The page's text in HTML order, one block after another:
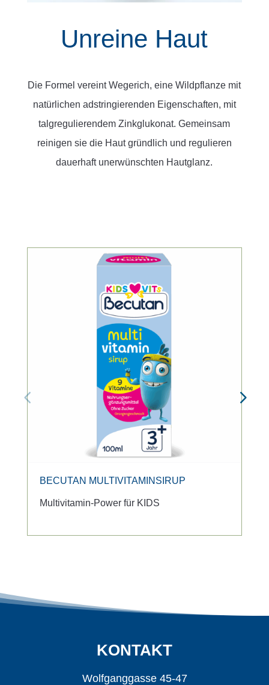
Unreine Haut
Die Formel vereint Wegerich, eine Wildpflanze mit
natürlichen adstringierenden Eigenschaften, mit
talgregulierendem Zinkglukonat. Gemeinsam
reinigen sie die Haut gründlich und regulieren
dauerhaft unerwünschten Hautglanz.
BECUTAN MULTIVITAMINSIRUP
Multivitamin-Power für KIDS
KONTAKT
Wolfganggasse 45-47